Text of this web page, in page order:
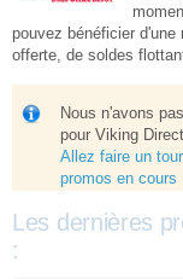
pouvez bénéficier
offerte, de soldes
Nous n'avons
pour Viking
Allez faire un
promos en cours
Les dernières
: